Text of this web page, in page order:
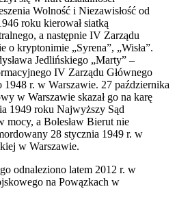
Wolność i Niezawisłość od
roku kierował siatką
a następnie IV Zarządu
o kryptonimie „Syrena”, „Wisła”.
Jedlińskiego „Marty” –
IV Zarządu Głównego
r. w Warszawie. 27 października
w Warszawie skazał go na karę
1949 roku Najwyższy Sąd
mocy, a Bolesław Bierut nie
28 stycznia 1949 r. w
w Warszawie.
odnaleziono latem 2012 r. w
na Powązkach w